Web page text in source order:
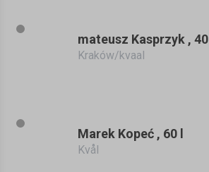
mateusz Kasprzyk , 40 l
Kraków/kvaal
Marek Kopeć , 60 l
Kvål